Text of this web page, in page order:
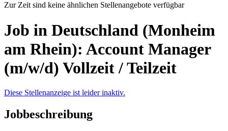
Zur Zeit sind keine ähnlichen Stellenangebote verfügbar
Job in Deutschland (Monheim
am Rhein): Account Manager
(m/w/d) Vollzeit / Teilzeit
Diese Stellenanzeige ist leider inaktiv.
Jobbeschreibung